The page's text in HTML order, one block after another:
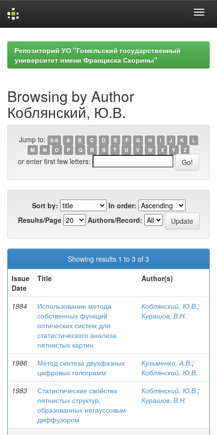
navigationРепозиторий УО "Гомельский государственный
университет имени Франциска Скорины"
Browsing by Author
Коблянский, Ю.В.
Jump to: 0-9 A B C D E F G H I J K
L
M
N O P Q R S T U V W X Y Z
or enter first few letters:
Sort by:
In order:
Results/Page
Authors/Record:
Showing results 1 to 3 of 3
Issue
Date
Title Author(s)
1984
Использование метода
собственных функций
оптических систем для
статистического анализа
пятнистых картин
Коблянский, Ю.В.;
Курашов, В.Н.
1986
Метод синтеза двухфазных
цифровых голограмм
Кузьменко, А.В.;
Коблянский, Ю.В.
1983
Статистические свойства
пятнистых структур,
образованных негауссовым
диффузором
Коблянский, Ю.В.;
Курашов, В.Н.